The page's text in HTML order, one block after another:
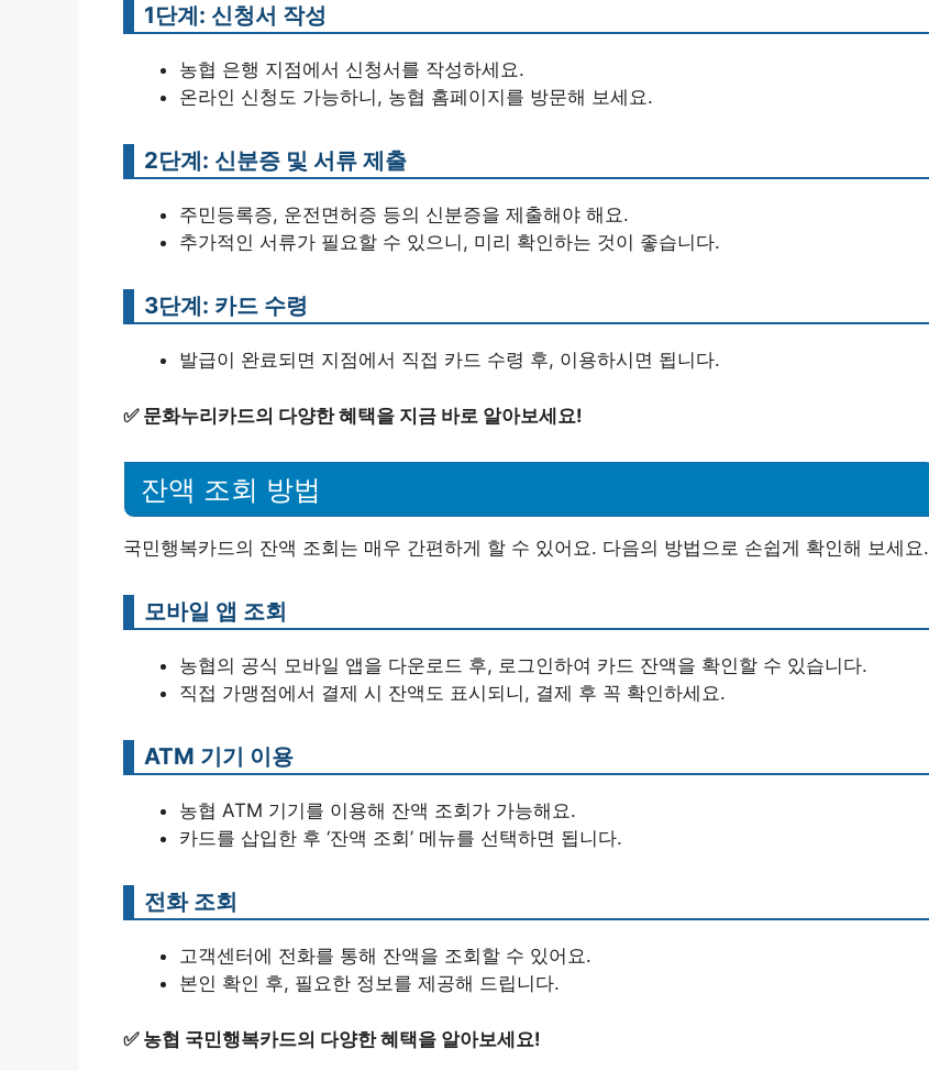
1단계: 신청서 작성
농협 은행 지점에서 신청서를 작성하세요.
온라인 신청도 가능하니, 농협 홈페이지를 방문해 보세요.
2단계: 신분증 및 서류 제출
주민등록증, 운전면허증 등의 신분증을 제출해야 해요.
추가적인 서류가 필요할 수 있으니, 미리 확인하는 것이 좋습니다.
3단계: 카드 수령
발급이 완료되면 지점에서 직접 카드 수령 후, 이용하시면 됩니다.
✅ 문화누리카드의 다양한 혜택을 지금 바로 알아보세요!
잔액 조회 방법
국민행복카드의 잔액 조회는 매우 간편하게 할 수 있어요. 다음의 방법으로 손쉽게 확인해 보세요.
모바일 앱 조회
농협의 공식 모바일 앱을 다운로드 후, 로그인하여 카드 잔액을 확인할 수 있습니다.
직접 가맹점에서 결제 시 잔액도 표시되니, 결제 후 꼭 확인하세요.
ATM 기기 이용
농협 ATM 기기를 이용해 잔액 조회가 가능해요.
카드를 삽입한 후 ‘잔액 조회’ 메뉴를 선택하면 됩니다.
전화 조회
고객센터에 전화를 통해 잔액을 조회할 수 있어요.
본인 확인 후, 필요한 정보를 제공해 드립니다.
✅ 농협 국민행복카드의 다양한 혜택을 알아보세요!